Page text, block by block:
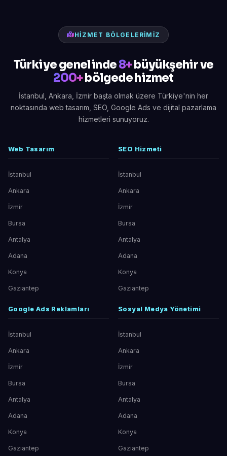
HIZMET BÖLGELERIMIZ
Türkiye genelinde8+büyükşehir ve
200+bölgede hizmet
İstanbul, Ankara, İzmir başta olmak üzere Türkiye'nin her
noktasında web tasarım, SEO, Google Ads ve dijital pazarlama
hizmetleri sunuyoruz.
Web Tasarım
İstanbul
Ankara
İzmir
Bursa
Antalya
Adana
Konya
Gaziantep
SEO Hizmeti
İstanbul
Ankara
İzmir
Bursa
Antalya
Adana
Konya
Gaziantep
Google Ads Reklamları
İstanbul
Ankara
İzmir
Bursa
Antalya
Adana
Konya
Gaziantep
Sosyal Medya Yönetimi
İstanbul
Ankara
İzmir
Bursa
Antalya
Adana
Konya
Gaziantep